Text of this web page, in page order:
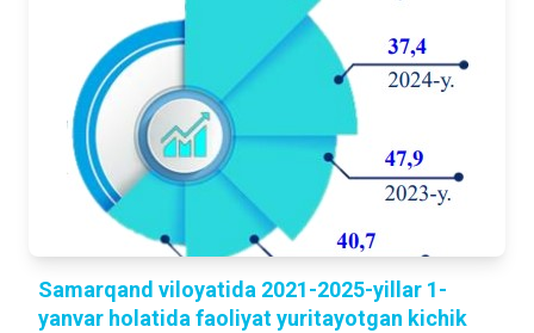
Samarqand viloyatida 2021-2025-yillar 1-
yanvar holatida faoliyat yuritayotgan kichik